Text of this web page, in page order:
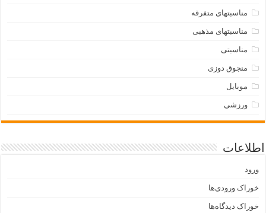
مناسبتهای متفرقه
مناسبتهای مذهبی
مناسبتی
منجوق دوزی
موبایل
ورزشی
اطلاعات
ورود
خوراک ورودی‌ها
خوراک دیدگاه‌ها